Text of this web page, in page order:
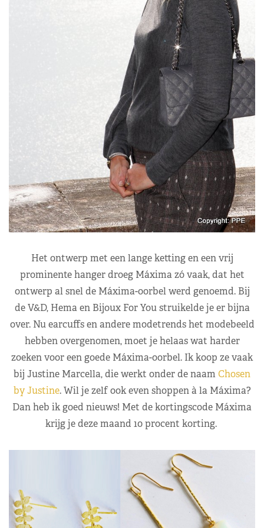
Het ontwerp met een lange ketting en een vrij
prominente hanger droeg Máxima zó vaak, dat het
ontwerp al snel de Máxima-oorbel werd genoemd. Bij
de V&D, Hema en Bijoux For You struikelde je er bijna
over. Nu earcuffs en andere modetrends het modebeeld
hebben overgenomen, moet je helaas wat harder
zoeken voor een goede Máxima-oorbel. Ik koop ze vaak
bij Justine Marcella, die werkt onder de naamChosen
by Justine. Wil je zelf ook even shoppen à la Máxima?
Dan heb ik goed nieuws! Met de kortingscode Máxima
krijg je deze maand 10 procent korting.